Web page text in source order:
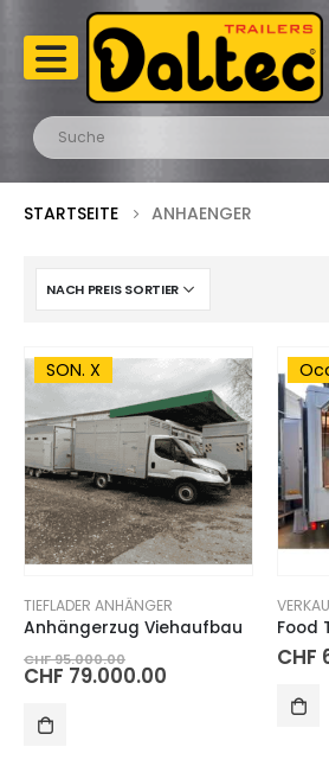
STARTSEITE ANHAENGER
SON. X
TIEFLADER ANHÄNGER
Anhängerzug Viehaufbau
CHF95.000.00 Ursprünglicher
Preis
CHF 79.000.00
Food
CHF